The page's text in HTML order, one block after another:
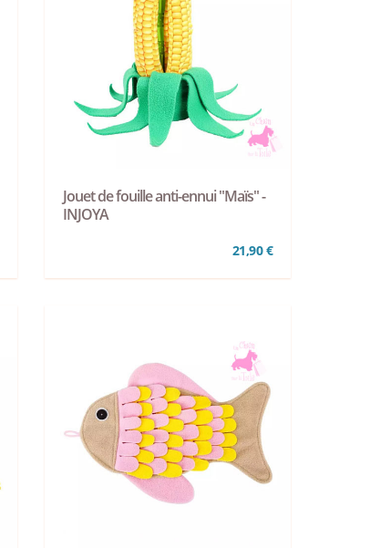
Jouet de fouille anti-ennui "Maïs" -
INJOYA
21,90 €